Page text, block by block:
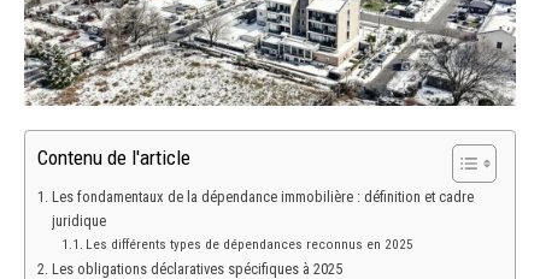
Contenu de l'article
Les fondamentaux de la dépendance immobilière : définition et cadre
juridique
Les différents types de dépendances reconnus en 2025
Les obligations déclaratives spécifiques à 2025